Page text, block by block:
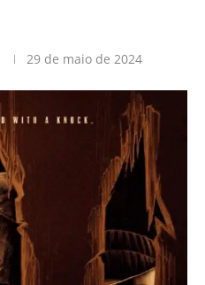
29 de maio de 2024